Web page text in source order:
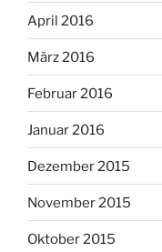
April 2016
März 2016
Februar 2016
Januar 2016
Dezember 2015
November 2015
Oktober 2015